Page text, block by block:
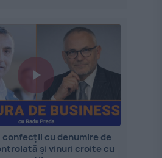
confecții cu denumire de
și vinuri croite cu